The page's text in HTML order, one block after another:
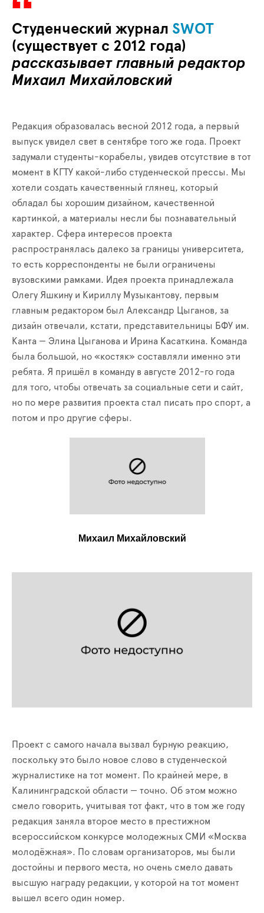
Студенческий журнал SWOT
(существует с 2012 года)
рассказывает главный редактор
Михаил Михайловский
Редакция образовалась весной 2012 года, а первый
выпуск увидел свет в сентябре того же года. Проект
задумали студенты-корабелы, увидев отсутствие в тот
момент в КГТУ какой-либо студенческой прессы. Мы
хотели создать качественный глянец, который
обладал бы хорошим дизайном, качественной
картинкой, а материалы несли бы познавательный
характер. Сфера интересов проекта
распространялась далеко за границы университета,
то есть корреспонденты не были ограничены
вузовскими рамками. Идея проекта принадлежала
Олегу Яшкину и Кириллу Музыкантову, первым
главным редактором был Александр Цыганов, за
дизайн отвечали, кстати, представительницы БФУ им.
Канта — Элина Цыганова и Ирина Касаткина. Команда
была большой, но «костяк» составляли именно эти
ребята. Я пришёл в команду в августе 2012-го года
для того, чтобы отвечать за социальные сети и сайт,
но по мере развития проекта стал писать про спорт, а
потом и про другие сферы.
Михаил Михайловский
Проект с самого начала вызвал бурную реакцию,
поскольку это было новое слово в студенческой
журналистике на тот момент. По крайней мере, в
Калининградской области — точно. Об этом можно
смело говорить, учитывая тот факт, что в том же году
редакция заняла второе место в престижном
всероссийском конкурсе молодежных СМИ «Москва
молодёжная». По словам организаторов, мы были
достойны и первого места, но очень смело давать
высшую награду редакции, у которой на тот момент
вышел всего один номер.